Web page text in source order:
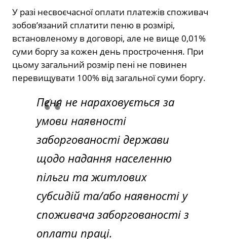
У разі несвоєчасної оплати платежів споживач
зобов’язаний сплатити пеню в розмірі,
встановленому в договорі, але не вище 0,01%
суми боргу за кожен день прострочення. При
цьому загальний розмір пені не повинен
перевищувати 100% від загальної суми боргу.
Пеня не нараховується за
умови наявності
заборгованості держави
щодо надання населенню
пільги та житлових
субсидій та/або наявності у
споживача заборгованості з
оплати праці.